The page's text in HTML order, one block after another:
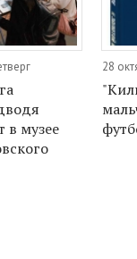
в музее
28